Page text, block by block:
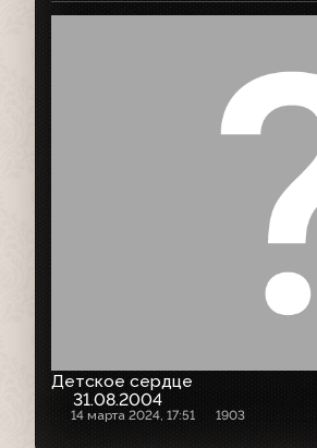
Детское сердце
31.08.2004
14 марта 2024, 17:51 1903